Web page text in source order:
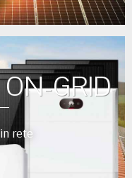
GRID
rete